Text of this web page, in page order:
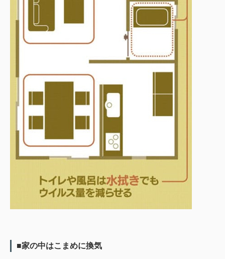
■家の中はこまめに換気